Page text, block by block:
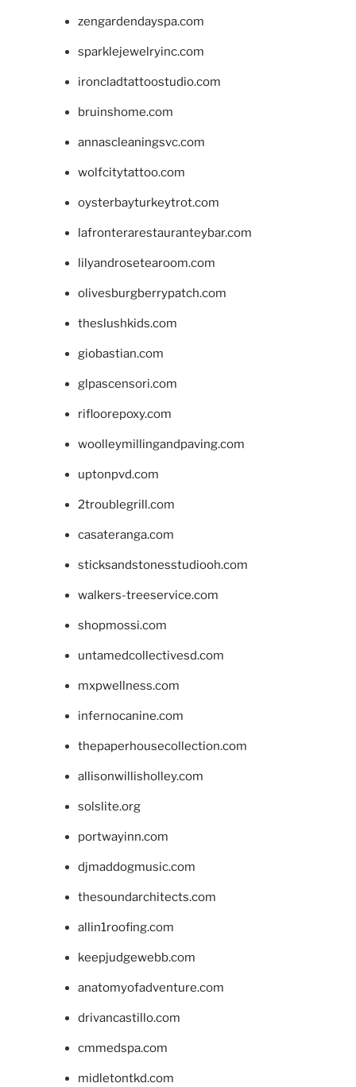
zengardendayspa.com
sparklejewelryinc.com
ironcladtattoostudio.com
bruinshome.com
annascleaningsvc.com
wolfcitytattoo.com
oysterbayturkeytrot.com
lafronterarestauranteybar.com
lilyandrosetearoom.com
olivesburgberrypatch.com
theslushkids.com
giobastian.com
glpascensori.com
rifloorepoxy.com
woolleymillingandpaving.com
uptonpvd.com
2troublegrill.com
casateranga.com
sticksandstonesstudiooh.com
walkers-treeservice.com
shopmossi.com
untamedcollectivesd.com
mxpwellness.com
infernocanine.com
thepaperhousecollection.com
allisonwillisholley.com
solslite.org
portwayinn.com
djmaddogmusic.com
thesoundarchitects.com
allin1roofing.com
keepjudgewebb.com
anatomyofadventure.com
drivancastillo.com
cmmedspa.com
midletontkd.com